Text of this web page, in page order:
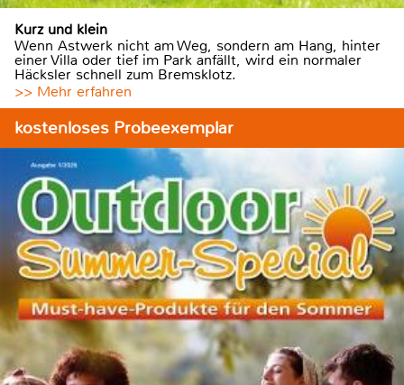
Kurz und klein
Wenn Astwerk nicht am Weg, sondern am Hang, hinter
einer Villa oder tief im Park anfällt, wird ein normaler
Häcksler schnell zum Bremsklotz.
>> Mehr erfahren
kostenloses Probeexemplar